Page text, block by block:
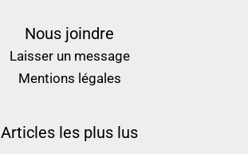
Nous joindre
Laisser un message
Mentions légales
Articles les plus lus